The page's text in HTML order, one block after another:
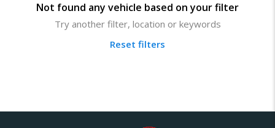
Not found any vehicle based on your filter
Try another filter, location or keywords
Reset filters